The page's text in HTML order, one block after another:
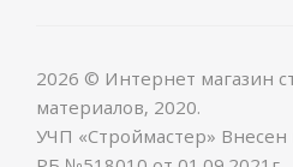
2026 © Интернет магазин
материалов, 2020.
УЧП «Строймастер»